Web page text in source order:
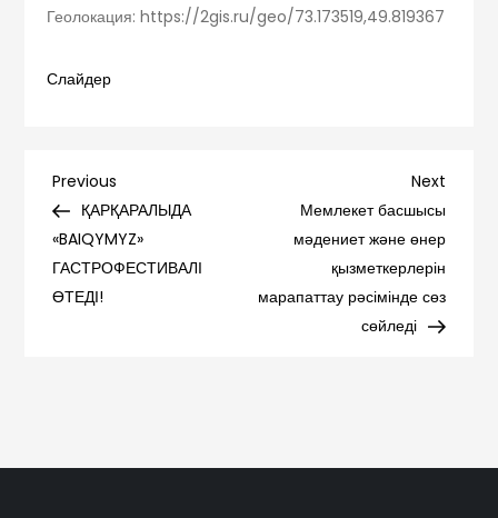
Геолокация: https://2gis.ru/geo/73.173519,49.819367
Слайдер
Навигация
по
записям
Previous
Post
Previous
ҚАРҚАРАЛЫДА
«BAIQYMYZ»
ГАСТРОФЕСТИВАЛІ
ӨТЕДІ!
Next
Post
Next
Мемлекет басшысы
мәдениет және өнер
қызметкерлерін
марапаттау рәсімінде сөз
сөйледі